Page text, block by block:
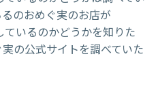
のおめぐ実のお店が
いるのかどうかを知りた
の公式サイトを調べていた